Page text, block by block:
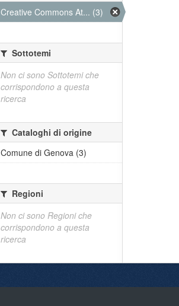
Creative Commons At... (3)
Sottotemi
Non ci sono Sottotemi che
corrispondono a questa
ricerca
Cataloghi di origine
Comune di Genova (3)
Regioni
Non ci sono Regioni che
corrispondono a questa
ricerca